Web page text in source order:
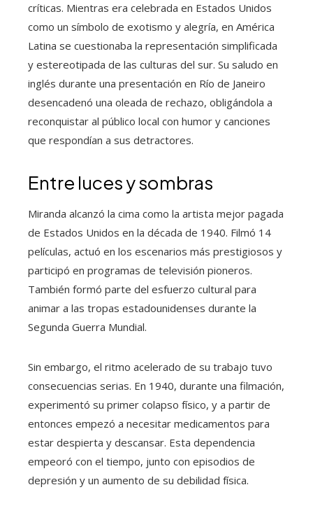
críticas. Mientras era celebrada en Estados Unidos
como un símbolo de exotismo y alegría, en América
Latina se cuestionaba la representación simplificada
y estereotipada de las culturas del sur. Su saludo en
inglés durante una presentación en Río de Janeiro
desencadenó una oleada de rechazo, obligándola a
reconquistar al público local con humor y canciones
que respondían a sus detractores.
Entre luces y sombras
Miranda alcanzó la cima como la artista mejor pagada
de Estados Unidos en la década de 1940. Filmó 14
películas, actuó en los escenarios más prestigiosos y
participó en programas de televisión pioneros.
También formó parte del esfuerzo cultural para
animar a las tropas estadounidenses durante la
Segunda Guerra Mundial.
Sin embargo, el ritmo acelerado de su trabajo tuvo
consecuencias serias. En 1940, durante una filmación,
experimentó su primer colapso físico, y a partir de
entonces empezó a necesitar medicamentos para
estar despierta y descansar. Esta dependencia
empeoró con el tiempo, junto con episodios de
depresión y un aumento de su debilidad física.